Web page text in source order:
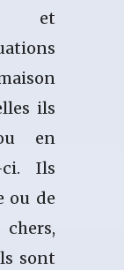
et
ils
en
ci. Ils
ou de
sont